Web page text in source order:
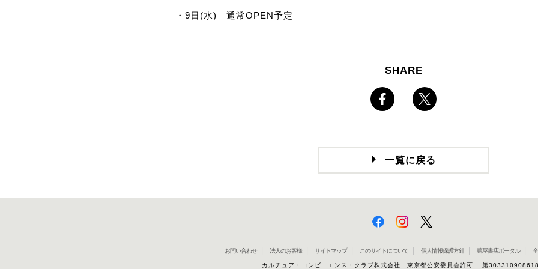
・9日(水) 通常OPEN予定
SHARE
一覧に戻る
お問い合わせ 法人のお客様 サイトマップ このサイトについて 個人情報保護方針 蔦屋書店ポータル
カルチュア・コンビニエンス・クラブ株式会社 東京都公安委員会許可 第